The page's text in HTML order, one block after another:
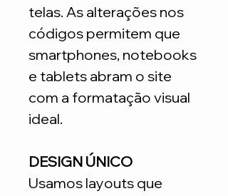
telas. As alterações nos
códigos permitem que
smartphones, notebooks
e tablets abram o site
com a formatação visual
ideal.
DESIGN ÚNICO
Usamos layouts que